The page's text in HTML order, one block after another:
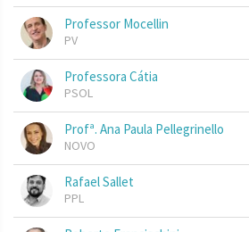
Professor Mocellin
PV
Professora Cátia
PSOL
Profª. Ana Paula Pellegrinello
NOVO
Rafael Sallet
PPL